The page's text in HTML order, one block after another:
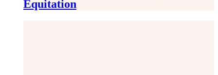
Équitation